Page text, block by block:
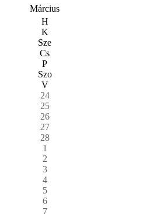
Március
H
K
Sze
Cs
P
Szo
V
24
25
26
27
28
1
2
3
4
5
6
7